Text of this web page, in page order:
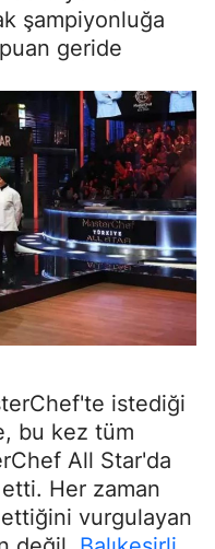
şampiyonluğa
geride
istediği
bu kez tüm
All Star'da
Her zaman
ettiğini vurgulayan